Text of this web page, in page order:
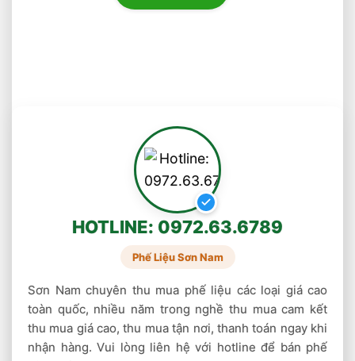
xuất bia, chế biến sữa, làm rượu vang,… Trung
nox 201 thường được sử dụng làm nồi, chảo
hay được dùng làm lớp phủ ngoài cùng ở đáy
nồi, ruột bình giữ nhiệt, bình đun siêu tốc,…
Loại này sẽ có giá dao động khoảng 11.000 –
17.000 đồng/ kg.
Giá inox phế liệu loại 3
Phế liệu inox loại 3 có giá thành thấp nhất
trong 3 loại. Bởi loại này không có nhiều tính
năng ưu việt. Chúng thường có mặt trong các
HOTLINE: 0972.63.6789
Phế Liệu Sơn Nam
Sơn Nam chuyên thu mua phế liệu các loại giá cao
toàn quốc, nhiều năm trong nghề thu mua cam kết
thu mua giá cao, thu mua tận nơi, thanh toán ngay khi
nhận hàng. Vui lòng liên hệ với hotline để bán phế